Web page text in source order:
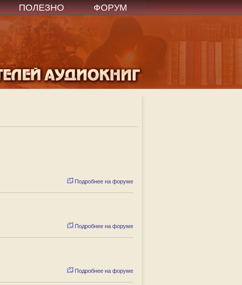
ПОЛЕЗНО ФОРУМ
Подробнее на форуме
Подробнее на форуме
Подробнее на форуме